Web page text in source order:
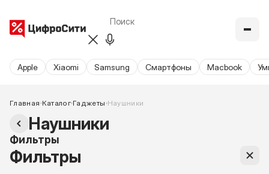
Apple Xiaomi Samsung Cмартфоны Macbook
Главная Каталог Гаджеты Наушники
Наушники
Фильтры
Фильтры